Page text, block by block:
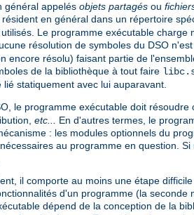
général appelés objets partagés ou
en général dans un répertoire
Le programme exécutable
résolution de symboles du DSO
encore résolu) faisant partie de
de la bibliothèque à tout faire
statiquement avec lui auparavant.
le programme exécutable doit
etc... En d'autres termes, le
: les modules optionnels du
au programme en question.
il comporte au moins une étape
d'un programme (la
dépend de la conception de la